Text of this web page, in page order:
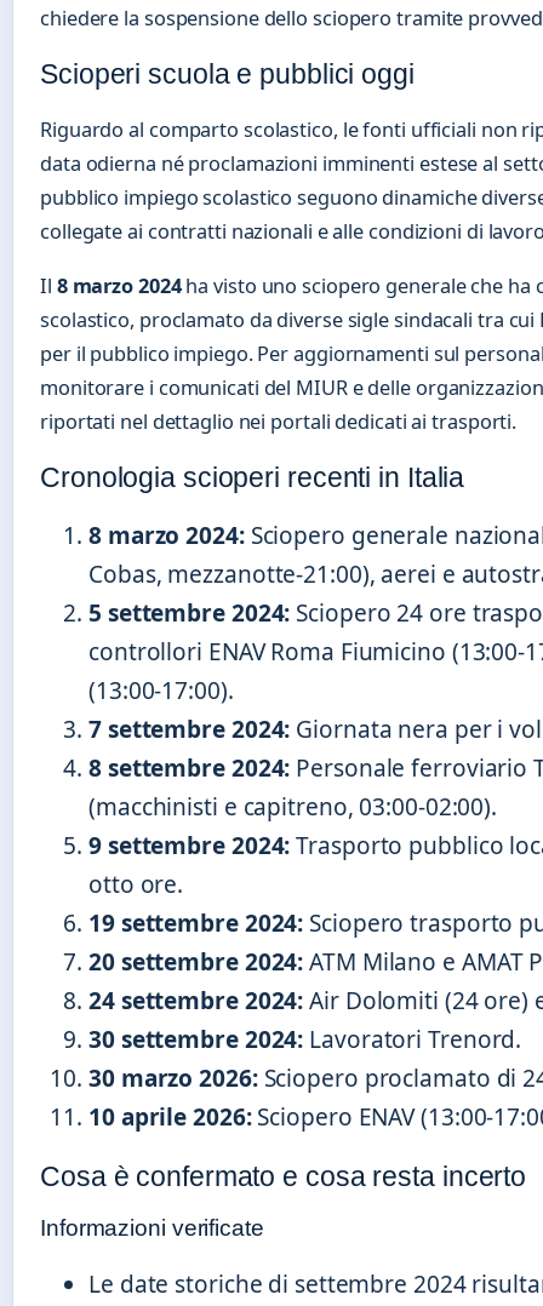
chiedere la sospensione dello sciopero tramite
Scioperi scuola e pubblici oggi
Riguardo al comparto scolastico, le fonti ufficiali non
data odierna né proclamazioni imminenti estese al
pubblico impiego scolastico seguono dinamiche
collegate ai contratti nazionali e alle condizioni di
Il 8 marzo 2024ha visto uno sciopero generale che ha
scolastico, proclamato da diverse sigle sindacali tra cui
per il pubblico impiego. Per aggiornamenti sul
monitorare i comunicati del MIUR e delle
riportati nel dettaglio nei portali dedicati ai trasporti.
Cronologia scioperi recenti in Italia
8 marzo 2024:Sciopero generale
Cobas, mezzanotte-21:00), aerei e
5 settembre 2024: Sciopero 24 ore
controllori ENAV Roma Fiumicino (13:00-
(13:00-17:00).
7 settembre 2024: Giornata nera per i
8 settembre 2024: Personale ferroviario
(macchinisti e capitreno, 03:00-02:00).
9 settembre 2024:Trasporto pubblico
otto ore.
19 settembre 2024: Sciopero trasporto
20 settembre 2024:ATM Milano e AMAT
24 settembre 2024:Air Dolomiti (24 ore)
30 settembre 2024: Lavoratori Trenord.
30 marzo 2026:Sciopero proclamato di
10 aprile 2026:Sciopero ENAV (13:00-
Cosa è confermato e cosa resta incerto
Informazioni verificate
Le date storiche di settembre 2024